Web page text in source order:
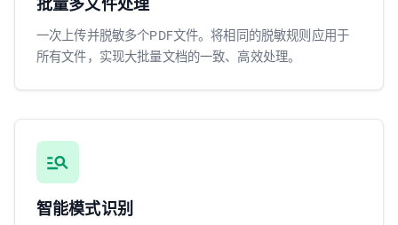
批量多文件处理
一次上传并脱敏多个PDF文件。将相同的脱敏规则应用于
所有文件，实现大批量文档的一致、高效处理。
智能模式识别